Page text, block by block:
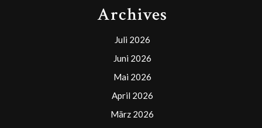
Archives
Juli 2026
Juni 2026
Mai 2026
April 2026
März 2026